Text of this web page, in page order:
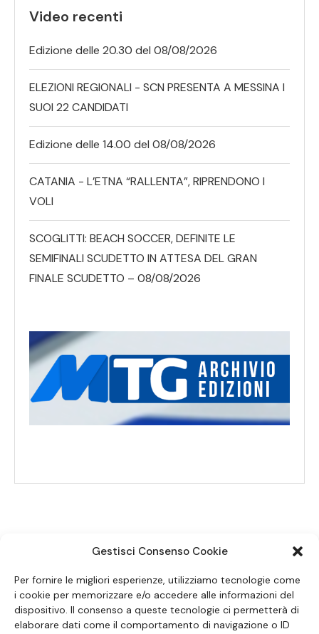
Gestisci Consenso Cookie
Per fornire le migliori esperienze, utilizziamo tecnologie come
i cookie per memorizzare e/o accedere alle informazioni del
dispositivo. Il consenso a queste tecnologie ci permetterà di
elaborare dati come il comportamento di navigazione o ID
Video recenti
Edizione delle 20.30 del 08/08/2026
ELEZIONI REGIONALI - SCN PRESENTA A MESSINA I
SUOI 22 CANDIDATI
Edizione delle 14.00 del 08/08/2026
CATANIA - L’ETNA “RALLENTA”, RIPRENDONO I
VOLI
SCOGLITTI: BEACH SOCCER, DEFINITE LE
SEMIFINALI SCUDETTO IN ATTESA DEL GRAN
FINALE SCUDETTO – 08/08/2026
SEGUICI SUI SOCIAL